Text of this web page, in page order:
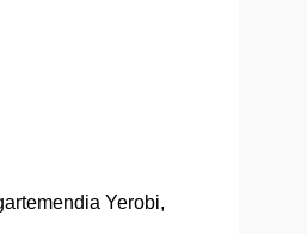
Yerobi,